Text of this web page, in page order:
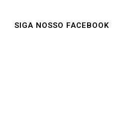
SIGA NOSSO FACEBOOK